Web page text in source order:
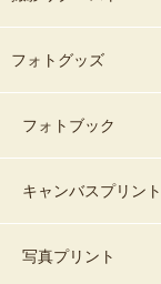
フォトグッズ
フォトブック
キャンバスプリント
写真プリント